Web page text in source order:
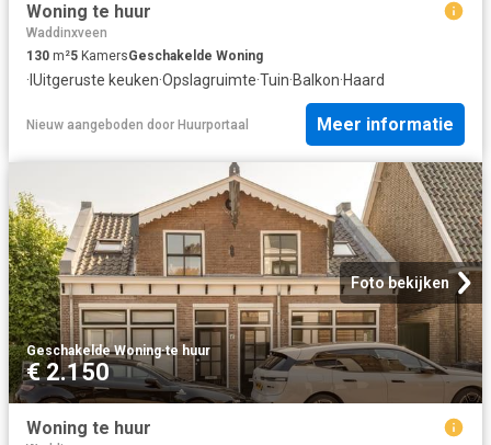
Woning te huur
Waddinxveen
130 m²5 KamersGeschakelde Woning
· IUitgeruste keuken·Opslagruimte·Tuin·Balkon·Haard
Nieuw aangeboden door Huurportaal Meer informatie
Foto bekijken
Geschakelde Woning·te huur
€ 2.150
Woning te huur